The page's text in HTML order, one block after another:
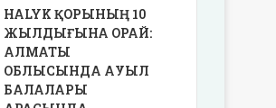
HALYK ҚОРЫНЫҢ 10
ЖЫЛДЫҒЫНА ОРАЙ:
АЛМАТЫ
ОБЛЫСЫНДА АУЫЛ
БАЛАЛАРЫ